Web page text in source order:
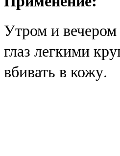
Утром и вечером
глаз легкими
вбивать в кожу.